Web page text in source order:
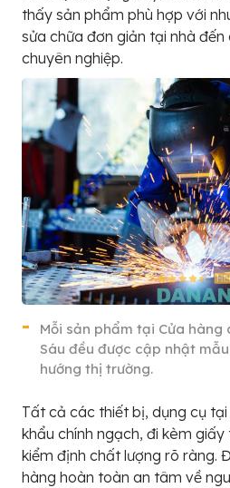
thấy sản phẩm phù hợp với
sửa chữa đơn giản tại nhà
chuyên nghiệp.
Mỗi sản phẩm tại Cửa hàng
Sáu đều được cập nhật
hướng thị trường.
Tất cả các thiết bị, dụng cụ
khẩu chính ngạch, đi kèm
kiểm định chất lượng rõ ràng.
hàng hoàn toàn an tâm về